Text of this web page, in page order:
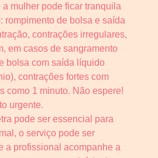
mulher pode ficar tranquila
rompimento de bolsa e saída
contrações irregulares,
em casos de sangramento
bolsa com saída líquido
contrações fortes com
como 1 minuto. Não espere!
urgente.
pode ser essencial para
o serviço pode ser
a profissional acompanhe a